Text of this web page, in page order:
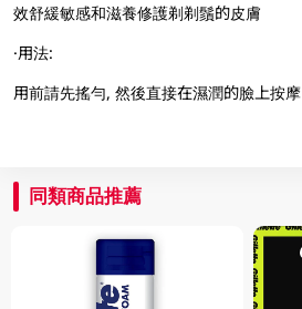
效舒緩敏感和滋養修護剃剃鬚的皮膚
·用法:
用前請先搖勻, 然後直接在濕潤的臉上按摩
同類商品推薦